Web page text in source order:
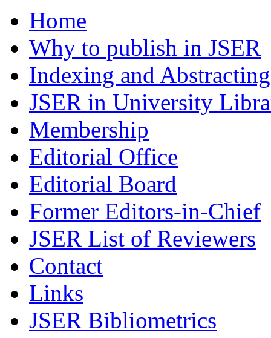
Home
Why to publish in JSER
Indexing and Abstracting
JSER in University
Membership
Editorial Office
Editorial Board
Former Editors-in-Chief
JSER List of Reviewers
Contact
Links
JSER Bibliometrics